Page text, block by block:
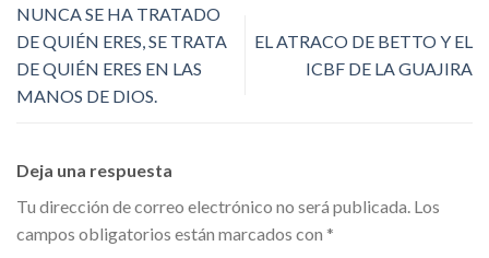
NUNCA SE HA TRATADO
DE QUIÉN ERES, SE TRATA
DE QUIÉN ERES EN LAS
MANOS DE DIOS.
EL ATRACO DE BETTO Y EL
ICBF DE LA GUAJIRA
Deja una respuesta
Tu dirección de correo electrónico no será publicada. Los
campos obligatorios están marcados con *